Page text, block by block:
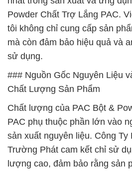
Powder Chất Trợ Lắng PAC.
tôi không chỉ cung cấp sản
mà còn đảm bảo hiệu quả và
sử dụng.
### Nguồn Gốc Nguyên Liệu
Chất Lượng Sản Phẩm
Chất lượng của PAC Bột &
PAC phụ thuộc phần lớn vào
sản xuất nguyên liệu. Công
Trường Phát cam kết chỉ sử
lượng cao, đảm bảo rằng sản